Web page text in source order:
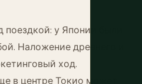
у Японии были
Наложение древнего и
ход.
в центре Токио может